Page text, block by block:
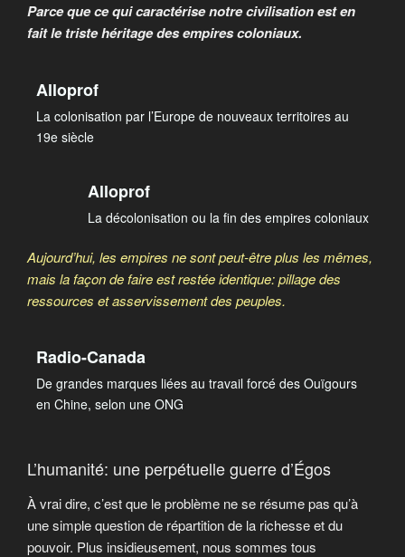
Parce que ce qui caractérise notre civilisation est en
fait le triste héritage des empires coloniaux.
Alloprof
La colonisation par l’Europe de nouveaux territoires au
19e siècle
Alloprof
La décolonisation ou la fin des empires coloniaux
Aujourd’hui, les empires ne sont peut-être plus les mêmes,
mais la façon de faire est restée identique: pillage des
ressources et asservissement des peuples.
Radio-Canada
De grandes marques liées au travail forcé des Ouïgours
en Chine, selon une ONG
L’humanité: une perpétuelle guerre d’Égos
À vrai dire, c’est que le problème ne se résume pas qu’à
une simple question de répartition de la richesse et du
pouvoir. Plus insidieusement, nous sommes tous